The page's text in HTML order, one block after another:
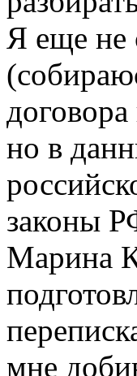
Я еще не
но в
законы
Марина
мне